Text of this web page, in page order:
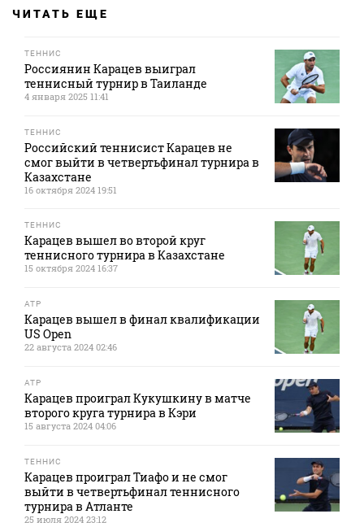
ЧИТАТЬ ЕЩЕ
ТЕННИС
Россиянин Карацев выиграл
теннисный турнир в Таиланде
4 января 2025 11:41
ТЕННИС
Российский теннисист Карацев не
смог выйти в четвертьфинал турнира в
Казахстане
16 октября 2024 19:51
ТЕННИС
Карацев вышел во второй круг
теннисного турнира в Казахстане
15 октября 2024 16:37
ATP
Карацев вышел в финал квалификации
US Open
22 августа 2024 02:46
ATP
Карацев проиграл Кукушкину в матче
второго круга турнира в Кэри
15 августа 2024 04:06
ТЕННИС
Карацев проиграл Тиафо и не смог
выйти в четвертьфинал теннисного
турнира в Атланте
25 июля 2024 23:12